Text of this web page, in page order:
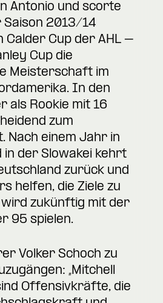
Antonio und scorte
Saison 2013/14
Calder Cup der AHL –
Cup die
Meisterschaft im
In den
als Rookie mit 16
zum
Nach einem Jahr in
in der Slowakei kehrt
zurück und
helfen, die Ziele zu
zukünftig mit der
95 spielen.
Volker Schoch zu
„Mitchell
Offensivkräfte, die